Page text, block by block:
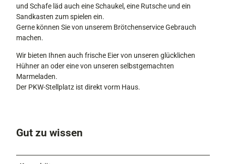
und Schafe läd auch eine Schaukel, eine Rutsche und ein
Sandkasten zum spielen ein.
Gerne können Sie von unserem Brötchenservice Gebrauch
machen.
Wir bieten Ihnen auch frische Eier von unseren glücklichen
Hühner an oder eine von unseren selbstgemachten
Marmeladen.
Der PKW-Stellplatz ist direkt vorm Haus.
Gut zu wissen